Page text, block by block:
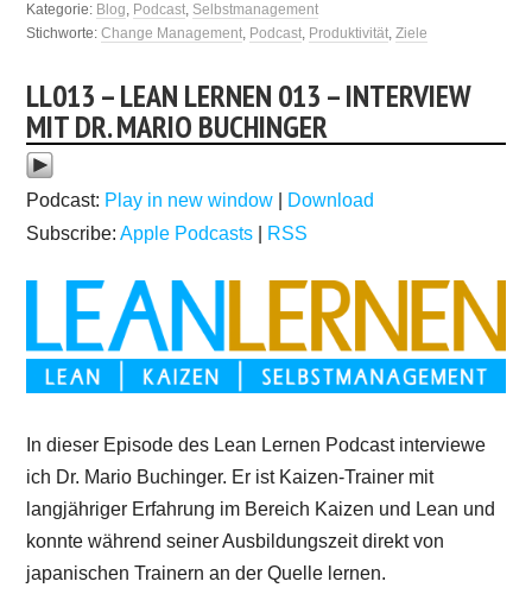
Kategorie: Blog, Podcast, Selbstmanagement
Stichworte:Change Management, Podcast, Produktivität,Ziele
LL013 – LEAN LERNEN 013 – INTERVIEW
MIT DR. MARIO BUCHINGER
Podcast: Play in new window
Download
Subscribe:Apple Podcasts RSS
In dieser Episode des Lean Lernen Podcast interviewe
ich Dr. Mario Buchinger. Er ist Kaizen-Trainer mit
langjähriger Erfahrung im Bereich Kaizen und Lean und
konnte während seiner Ausbildungszeit direkt von
japanischen Trainern an der Quelle lernen.